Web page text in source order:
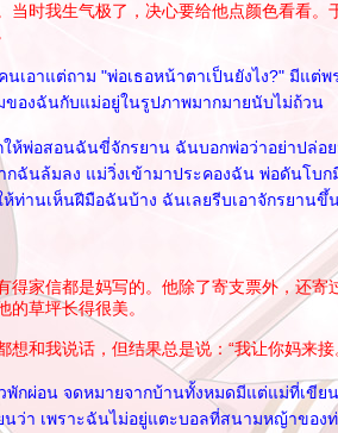
当时我生气极了，决心要给他点颜色看看。
เอาแต่ถาม "พ่อเธอหน้าตาเป็นยังไง?" มีแต่พ
ของฉันกับแม่อยู่ในรูปภาพมากมายนับไม่ถ้วน
ห้พ่อสอนฉันขี่จักรยาน ฉันบอกพ่อว่าอย่าปล่อ
กฉันล้มลง แม่วิ่งเข้ามาประคองฉัน พ่อดันโบ
ท่านเห็นฝีมือฉันบ้าง ฉันเลยรีบเอาจักรยาน
得家信都是妈写的。他除了寄支票外，还寄
的草坪长得很美。
想和我说话，但结果总是说：“我让你妈来接
พักผ่อน จดหมายจากบ้านทั้งหมดมีแต่แม่ที่เขีย
ว่า เพราะฉันไม่อยู่แตะบอลที่สนามหญ้าของ